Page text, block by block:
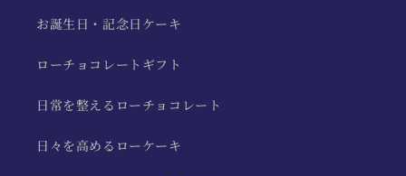
お誕生日・記念日ケーキ
ローチョコレートギフト
日常を整えるローチョコレート
日々を高めるローケーキ